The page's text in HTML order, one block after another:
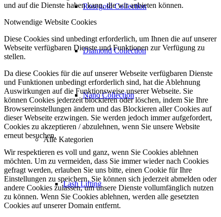
Rosegold Collection
Diamond Collection
Nano Collection
Alle Kategorien
Lash Lifting
und auf die Dienste haben kann, die wir anbieten können.
Notwendige Website Cookies
Diese Cookies sind unbedingt erforderlich, um Ihnen die auf unserer
Webseite verfügbaren Dienste und Funktionen zur Verfügung zu
stellen.
Da diese Cookies für die auf unserer Webseite verfügbaren Dienste
und Funktionen unbedingt erforderlich sind, hat die Ablehnung
Auswirkungen auf die Funktionsweise unserer Webseite. Sie
können Cookies jederzeit blockieren oder löschen, indem Sie Ihre
Browsereinstellungen ändern und das Blockieren aller Cookies auf
dieser Webseite erzwingen. Sie werden jedoch immer aufgefordert,
Cookies zu akzeptieren / abzulehnen, wenn Sie unsere Website
erneut besuchen.
Wir respektieren es voll und ganz, wenn Sie Cookies ablehnen
möchten. Um zu vermeiden, dass Sie immer wieder nach Cookies
gefragt werden, erlauben Sie uns bitte, einen Cookie für Ihre
Einstellungen zu speichern. Sie können sich jederzeit abmelden oder
andere Cookies zulassen, um unsere Dienste vollumfänglich nutzen
zu können. Wenn Sie Cookies ablehnen, werden alle gesetzten
Cookies auf unserer Domain entfernt.